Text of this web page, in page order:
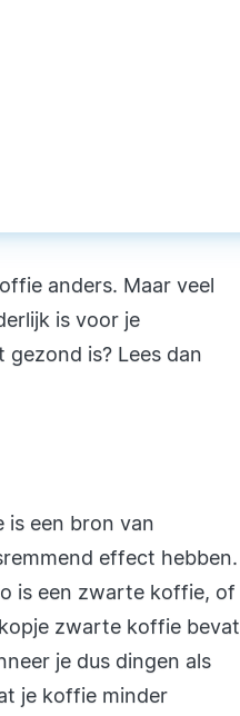
anders. Maar veel
is voor je
is? Lees dan
is een bron van
effect hebben.
is een zwarte koffie, of
zwarte koffie bevat
je dus dingen als
je koffie minder